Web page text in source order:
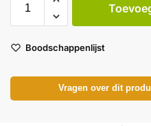
Boodschappenlijst
Vragen over dit